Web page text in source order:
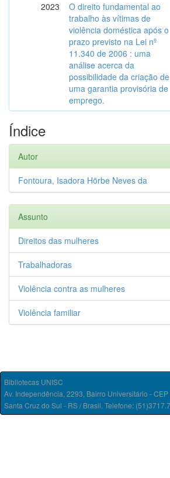
2023
O direito fundamental ao
trabalho às vítimas de
violência doméstica após o
prazo previsto na Lei nº
11.340 de 2006 : uma
análise acerca da
possibilidade da criação de
uma garantia provisória de
emprego.
Índice
Autor
Fontoura, Isadora Hörbe Neves da
Assunto
Direitos das mulheres
Trabalhadoras
Violência contra as mulheres
Violência familiar
Bibliotecas UNISC
Av. Independência, 2293, Bairro Universitário -
Santa Cruz do Sul - RS / Brasil. Telefone: